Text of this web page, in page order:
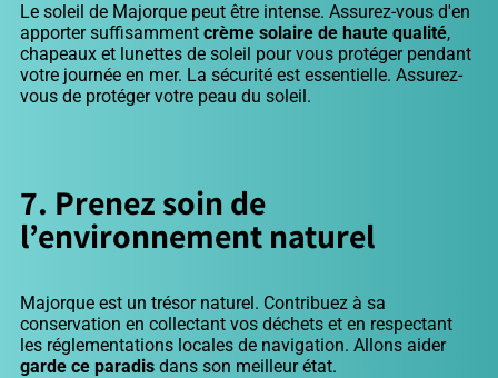
Le soleil de Majorque peut être intense. Assurez-vous d'en
apporter suffisamment crème solaire de haute qualité,
chapeaux et lunettes de soleil pour vous protéger pendant
votre journée en mer. La sécurité est essentielle. Assurez-
vous de protéger votre peau du soleil.
7. Prenez soin de
l’environnement naturel
Majorque est un trésor naturel. Contribuez à sa
conservation en collectant vos déchets et en respectant
les réglementations locales de navigation. Allons aider
garde ce paradis dans son meilleur état.